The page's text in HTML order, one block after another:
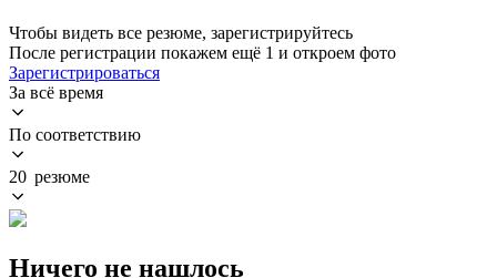
Чтобы видеть все резюме, зарегистрируйтесь
После регистрации покажем ещё 1 и откроем фото
Зарегистрироваться
За всё время
По соответствию
20 резюме
Ничего не нашлось